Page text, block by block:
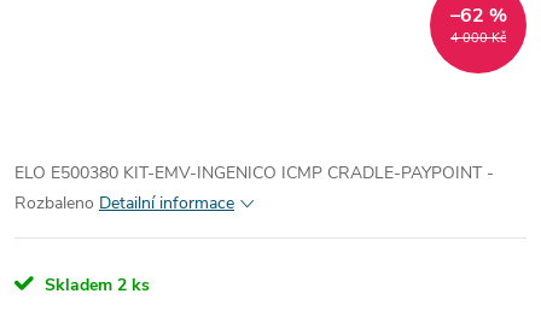
4 000 Kč
–62 %
ELO E500380 KIT-EMV-INGENICO ICMP CRADLE-PAYPOINT -
Rozbaleno Detailní informace
Skladem 2 ks